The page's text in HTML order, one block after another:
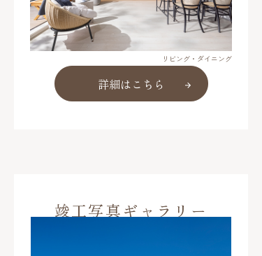
リビング・ダイニング
詳細はこちら
竣工写真ギャラリー